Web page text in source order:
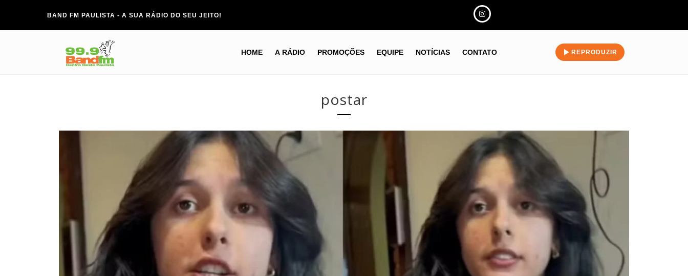
BAND FM PAULISTA - A SUA RÁDIO DO SEU JEITO!
HOME A RÁDIO PROMOÇÕES EQUIPE NOTÍCIAS CONTATO REPRODUZIR
postar